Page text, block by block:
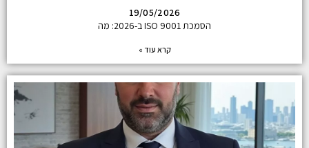
19/05/2026
הסמכת ISO 9001 ב-2026: מה
קרא עוד »